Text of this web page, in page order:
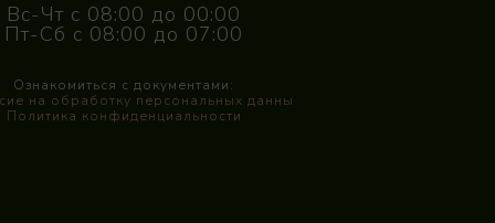
Вс-Чт с 08:00 до 00:00
Пт-Сб с 08:00 до 07:00
Ознакомиться с документами:
на обработку персональных данны
Политика конфиденциальности